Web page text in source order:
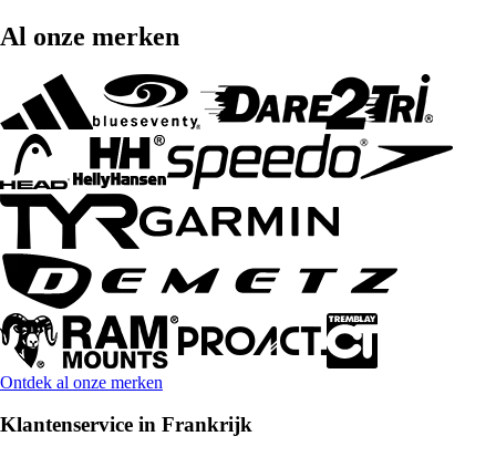
Al onze merken
Ontdek al onze merken
Klantenservice in Frankrijk